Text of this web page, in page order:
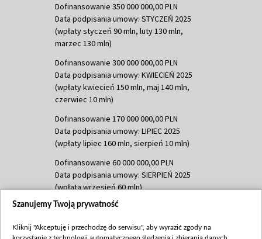
Dofinansowanie 350 000 000,00 PLN
Data podpisania umowy: STYCZEŃ 2025
(wpłaty styczeń 90 mln, luty 130 mln,
marzec 130 mln)
Dofinansowanie 300 000 000,00 PLN
Data podpisania umowy: KWIECIEŃ 2025
(wpłaty kwiecień 150 mln, maj 140 mln,
czerwiec 10 mln)
Dofinansowanie 170 000 000,00 PLN
Data podpisania umowy: LIPIEC 2025
(wpłaty lipiec 160 mln, sierpień 10 mln)
Dofinansowanie 60 000 000,00 PLN
Data podpisania umowy: SIERPIEŃ 2025
(wpłata wrzesień 60 mln)
Dofinansowanie 635 783 051,21 PLN
(wpłata wrzesień 100 mln, październik 350
Szanujemy Twoją prywatność
Kliknij "Akceptuję i przechodzę do serwisu", aby wyrazić zgody na